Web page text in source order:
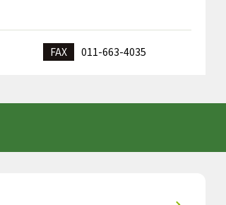
FAX 011-663-4035